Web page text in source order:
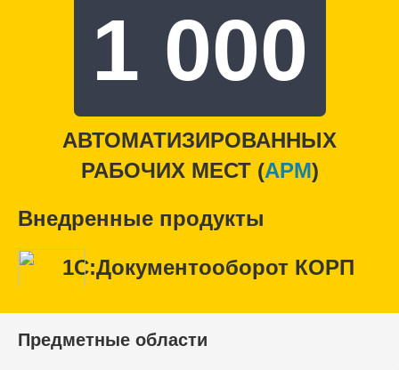
1 000
АВТОМАТИЗИРОВАННЫХ
РАБОЧИХ МЕСТ (APM)
Внедренные продукты
1С:Документооборот КОРП
Предметные области